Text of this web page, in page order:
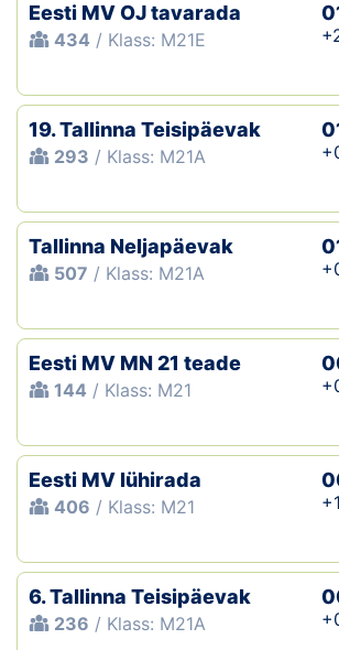
Eesti MV OJ tavarada
434 / Klass: M21E
19. Tallinna Teisipäevak
293 / Klass: M21A
Tallinna Neljapäevak
507 / Klass: M21A
Eesti MV MN 21 teade
144 / Klass: M21
Eesti MV lühirada
406 / Klass: M21
6. Tallinna Teisipäevak
236 / Klass: M21A